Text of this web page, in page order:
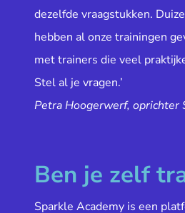
dezelfde vraagstukken.
hebben al onze trainingen
met trainers die veel
Stel al je vragen.’
Petra Hoogerwerf, oprichter
Ben je zelf
Sparkle Academy is een